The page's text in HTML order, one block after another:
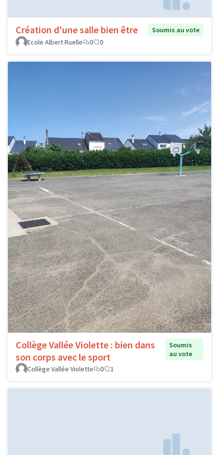
Création d'une salle bien être
Soumis au vote
Ecole Albert Ruelle
0 0
Collège Vallée Violette : bien dans
son corps avec le sport
Soumis
au vote
Collège Vallée Violette
0 1